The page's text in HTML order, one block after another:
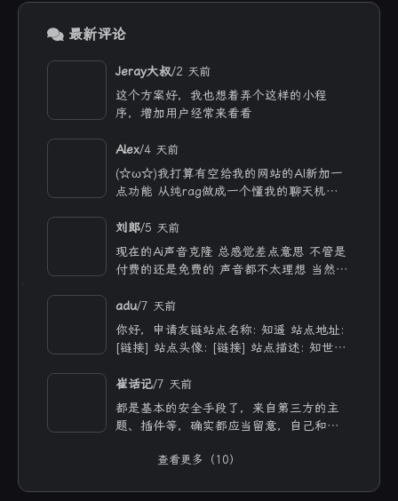
最新评论
Jeray大叔/2 天前
这个方案好，我也想着弄个这样的小程
序，增加用户经常来看看
Alex/4 天前
(☆ω☆)我打算有空给我的网站的AI新加一
点功能 从纯rag做成一个懂我的聊天机器
可以薅免费额度的API 还有DeepSeek的低
价API 太爽啦
刘郎/5 天前
现在的Ai声音克隆 总感觉差点意思 不管是
付费的还是免费的 声音都不太理想 当然
adu/7 天前
你好，申请友链站点名称: 知遥 站点地址:
[链接] 站点头像: [链接] 站点描述: 知世故
崔话记/7 天前
都是基本的安全手段了，来自第三方的主
题、插件等，确实都应当留意，自己和用ai
查看更多（10）